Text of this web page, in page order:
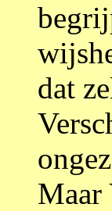
dat
Maar